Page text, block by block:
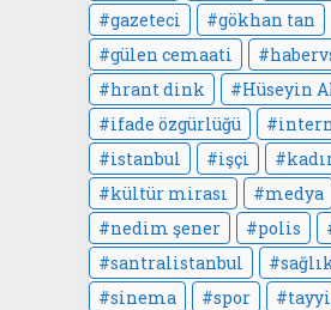
gazeteci
gökhan tan
gülen cemaati
hrant dink
Hüseyin
ifade özgürlüğü
istanbul
işçi
kültür mirası
medya
nedim şener
polis
santralistanbul
sinema
spor